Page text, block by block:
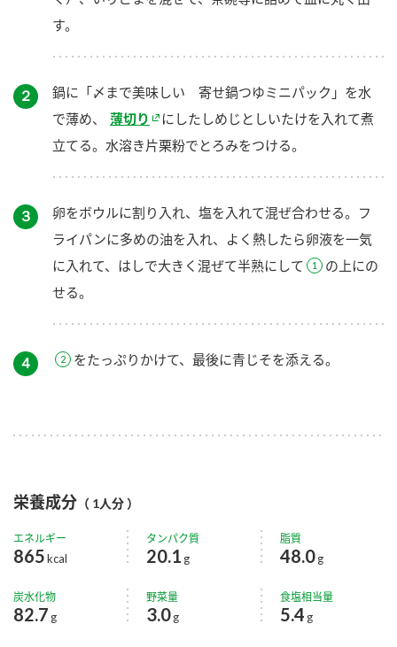
す。
２
鍋に「〆まで美味しい 寄せ鍋つゆミニパック」を水
で薄め、
薄切り
にしたしめじとしいたけを入れて煮
立てる。水溶き片栗粉でとろみをつける。
３
卵をボウルに割り入れ、塩を入れて混ぜ合わせる。フ
ライパンに多めの油を入れ、よく熱したら卵液を一気
に入れて、はしで大きく混ぜて半熟にして
の上にの
せる。
４ をたっぷりかけて、最後に青じそを添える。
栄養成分 （ 1人分 ）
エネルギー
865kcal
タンパク質
20.1 g
脂質
48.0 g
炭水化物
82.7 g
野菜量
3.0g
食塩相当量
5.4 g